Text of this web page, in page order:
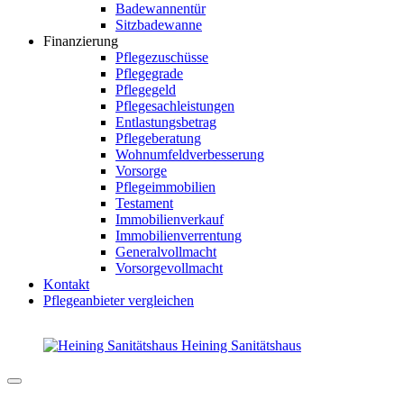
Badewannentür
Sitzbadewanne
Finanzierung
Pflegezuschüsse
Pflegegrade
Pflegegeld
Pflegesachleistungen
Entlastungsbetrag
Pflegeberatung
Wohnumfeldverbesserung
Vorsorge
Pflegeimmobilien
Testament
Immobilienverkauf
Immobilienverrentung
Generalvollmacht
Vorsorgevollmacht
Kontakt
Pflegeanbieter vergleichen